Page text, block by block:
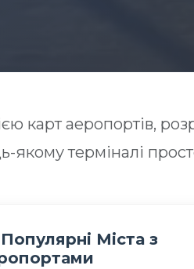
карт аеропортів,
якому терміналі
Популярні Міста з